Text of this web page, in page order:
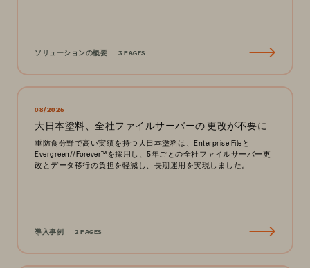
ソリューションの概要 3 PAGES
08/2026
大日本塗料、全社ファイルサーバーの 更改が不要に
重防食分野で高い実績を持つ大日本塗料は、Enterprise Fileと
Evergreen//Forever™を採用し、5年ごとの全社ファイルサーバー更
改とデータ移行の負担を軽減し、長期運用を実現しました。
導入事例 2 PAGES